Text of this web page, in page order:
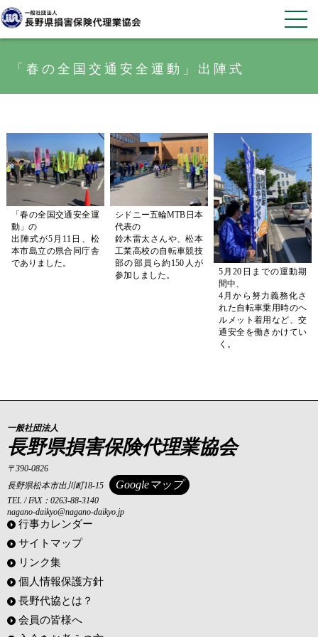
「春の全国交通安全運動」出陣式
「春の全国交通安全運
動」の
出陣式が5月11日、松
本市島立の県合同庁舎
でありました。
シドニー五輪MTB日本
代表の
鈴木雷太さんや、松本
工業高校の自転車競技
部の部員ら約150人が
参加しました。
5月20日までの運動期
間中、
4月から努力義務化さ
れた自転車乗用時のヘ
ルメット着用など、交
通安全を働きかけてい
く。
一般社団法人
長野県損害保険代理業協会
〒390-0826
長野県松本市出川町18-15
Googleマップ
TEL / FAX：0263-88-3140
nagano-daikyo@nagano-daikyo.jp
行事カレンダー
サイトマップ
リンク集
個人情報保護方針
長野代協とは？
会員の皆様へ